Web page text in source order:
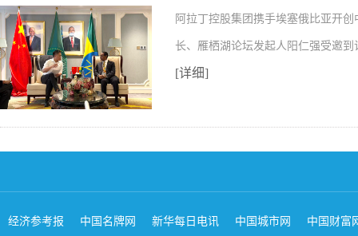
阿拉丁控股集团携手埃塞俄比亚开
长、雁栖湖论坛发起人阳仁强受邀
[详细]
经济参考报 中国名牌网 新华每日电讯 中国城市网 中国财富